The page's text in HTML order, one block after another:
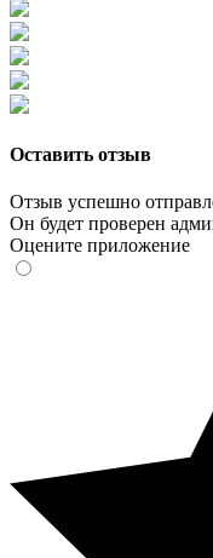
Оставить отзыв
Отзыв успешно
Он будет проверен
Оцените приложение